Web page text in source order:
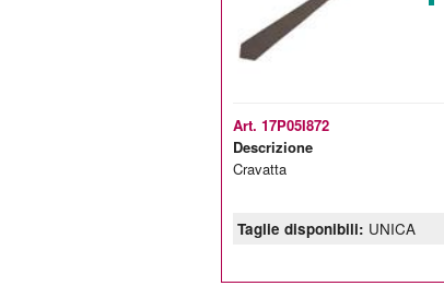
Art. 17P05I872
Descrizione
Cravatta
Taglie disponibili: UNICA